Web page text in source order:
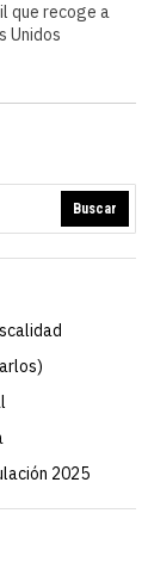
que recoge a
Unidos
Buscar
2025